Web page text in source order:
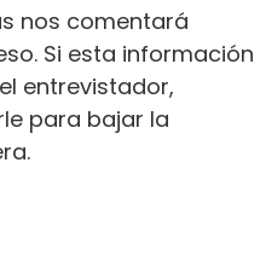
nos comentará
Si esta información
entrevistador,
para bajar la